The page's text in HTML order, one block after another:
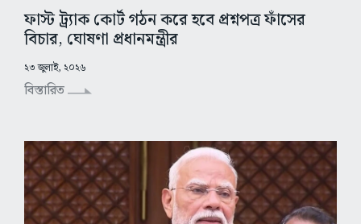
ফাস্ট ট্র্যাক কোর্ট গঠন করে হবে প্রশ্নপত্র ফাঁসের
বিচার, ঘোষণা প্রধানমন্ত্রীর
২৩ জুলাই, ২০২৬
বিস্তারিত